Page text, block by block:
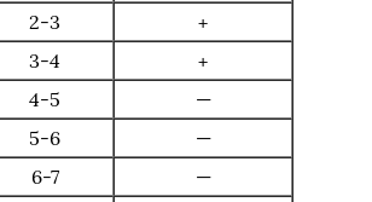
2-3
+
3-4
+
4-5
—
5-6
—
6-7
—